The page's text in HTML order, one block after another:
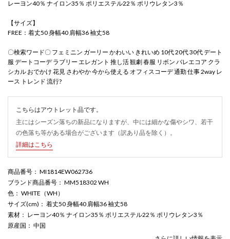
レーヨン40％ ナイロン35％ ポリエステル22％ ポリウレタン3％
【サイズ】
FREE：着丈50 身幅40 肩幅36 袖丈58
〇検索ワード〇 フェミニン ガーリー かわいい きれいめ 10代 20代 30代 デート
服 デートコーデ ラブリー エレガント 推し活 観劇 春服 リボン バレエコア クラ
シカル おでかけ 花見 さわやか 今から使える オフィスコーデ 通勤 仕事 2way レ
ース トレンド 流行?
こちらはアウトレット品です。
主にはシーズン落ちの新品になりますが、中には細かな傷やシワ、若干
の色落ち等がある場合がございます（訳あり品を除く）。
詳細はこちら
商品番号 ： MI1814EW062736
ブランド商品番号 ： MM518302 WH
色 ： WHITE（WH）
サイズ(cm) ： 着丈50 身幅40 肩幅36 袖丈58
素材 ： レーヨン40％ ナイロン35％ ポリエステル22％ ポリウレタン3％
原産国 ： 中国